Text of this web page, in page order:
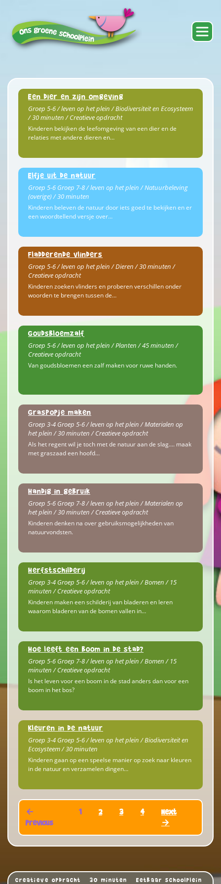
Een dier en zijn omgeving
Groep 5-6 / leven op het plein / Biodiversiteit en Ecosysteem
/ 30 minuten / Creatieve opdracht
Kinderen bekijken de leefomgeving van een dier en de
relaties met andere dieren en…
Elfje uit de natuur
Groep 5-6 Groep 7-8 / leven op het plein / Natuurbeleving
(overige) / 30 minuten
Kinderen beleven de natuur door iets goed te bekijken en er
een woordtellend versje over…
Fladderende vlinders
Groep 5-6 / leven op het plein / Dieren / 30 minuten /
Creatieve opdracht
Kinderen zoeken vlinders en proberen verschillen onder
woorden te brengen tussen de…
Goudsbloemzalf
Groep 5-6 / leven op het plein / Planten / 45 minuten /
Creatieve opdracht
Van goudsbloemen een zalf maken voor ruwe handen.
Graspopje maken
Groep 3-4 Groep 5-6 / leven op het plein / Materialen op
het plein / 30 minuten / Creatieve opdracht
Als het regent wil je toch met de natuur aan de slag.... maak
met graszaad een hoofd…
Handig in gebruik
Groep 5-6 Groep 7-8 / leven op het plein / Materialen op
het plein / 30 minuten / Creatieve opdracht
Kinderen denken na over gebruiksmogelijkheden van
natuurvondsten.
Herfstschilderij
Groep 3-4 Groep 5-6 / leven op het plein / Bomen / 15
minuten / Creatieve opdracht
Kinderen maken een schilderij van bladeren en leren
waarom bladeren van de bomen vallen in…
Hoe leeft een boom in de stad?
Groep 5-6 Groep 7-8 / leven op het plein / Bomen / 15
minuten / Creatieve opdracht
Is het leven voor een boom in de stad anders dan voor een
boom in het bos?
Kleuren in de natuur
Groep 3-4 Groep 5-6 / leven op het plein / Biodiversiteit en
Ecosysteem / 30 minuten
Kinderen gaan op een speelse manier op zoek naar kleuren
in de natuur en verzamelen dingen…
←
Previous
1 2 3 4
Next
→
Creatieve opdracht 30 minuten Eetbaar schoolplein